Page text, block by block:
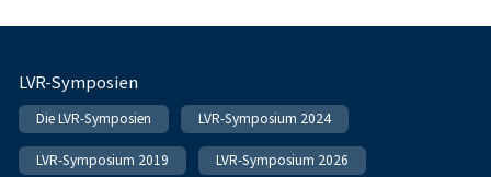
Fußnavigation
LVR-Symposien
Die LVR-Symposien LVR-Symposium 2024
LVR-Symposium 2019 LVR-Symposium 2026